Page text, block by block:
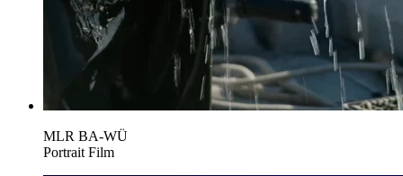
MLR BA-WÜ
Portrait Film